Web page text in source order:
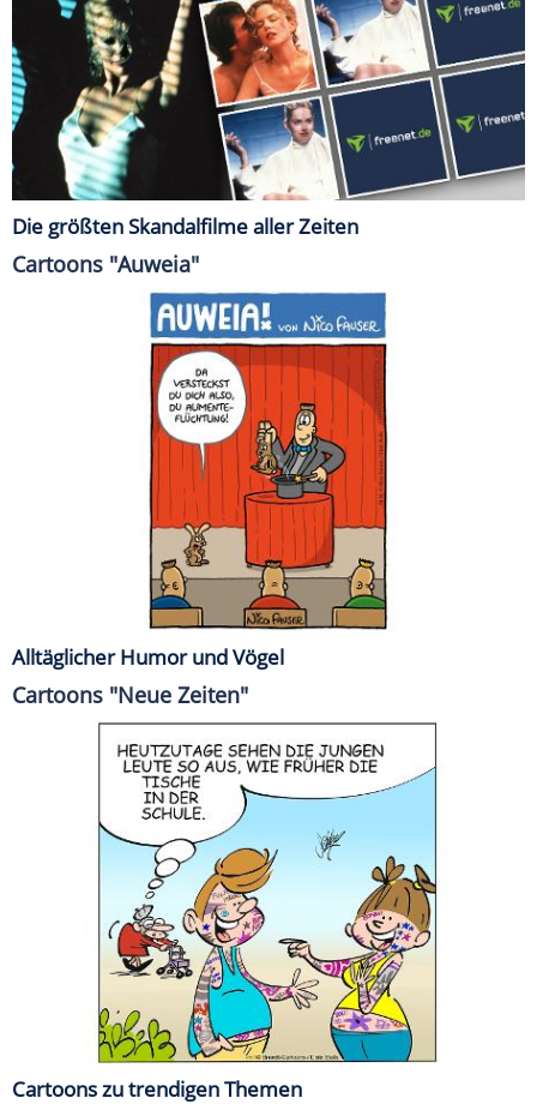
Die größten Skandalfilme aller Zeiten
Cartoons "Auweia"
Alltäglicher Humor und Vögel
Cartoons "Neue Zeiten"
Cartoons zu trendigen Themen